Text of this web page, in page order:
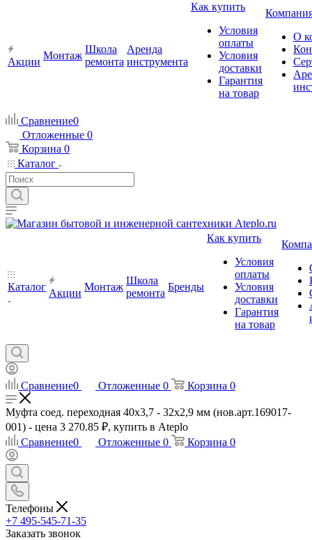
Акции
Монтаж
Школа
ремонта
Аренда
инструмента
Как купить
Условия
оплаты
Условия
доставки
Гарантия
на товар
О
Сравнение0
Отложенные 0
Корзина 0
Каталог
Каталог
Акции
Монтаж
Школа
ремонта
Бренды
Как купить
Условия
оплаты
Условия
доставки
Гарантия
на товар
Сравнение0 Отложенные 0 Корзина 0
Муфта соед. переходная 40х3,7 - 32х2,9 мм (нов.арт.169017-
001) - цена 3 270.85 ₽, купить в Ateplo
Сравнение0 Отложенные 0 Корзина 0
Телефоны
+7 495-545-71-35
Заказать звонок